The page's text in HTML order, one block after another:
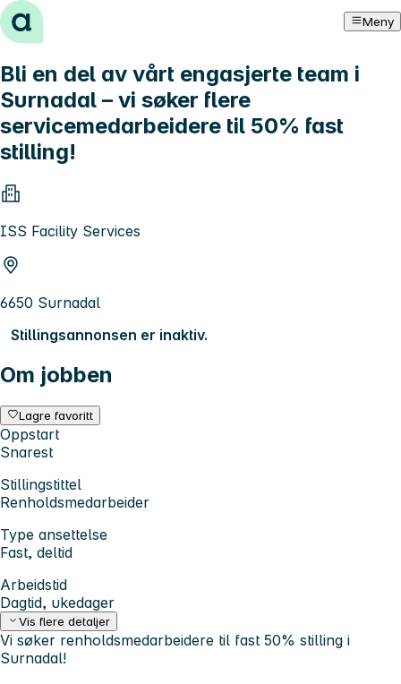
Hopp til innhold Meny
Bli en del av vårt engasjerte team i
Surnadal – vi søker flere
servicemedarbeidere til 50% fast
stilling!
ISS Facility Services
6650 Surnadal
Stillingsannonsen er inaktiv.
Om jobben
Lagre favoritt
Oppstart
Snarest
Stillingstittel
Renholdsmedarbeider
Type ansettelse
Fast, deltid
Arbeidstid
Dagtid, ukedager
Vis flere detaljer
Vi søker renholdsmedarbeidere til fast 50% stilling i
Surnadal!